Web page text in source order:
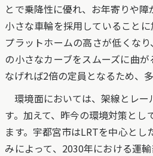
とで乗降性に優れ、お年寄りや
小さな車輪を採用していること
プラットホームの高さが低くな
の小さなカーブをスムーズに曲
なげれば2倍の定員となるため、
環境面においては、架線とレー
す。加えて、昨今の環境対策と
ます。宇都宮市はLRTを中心と
みによって、2030年における運